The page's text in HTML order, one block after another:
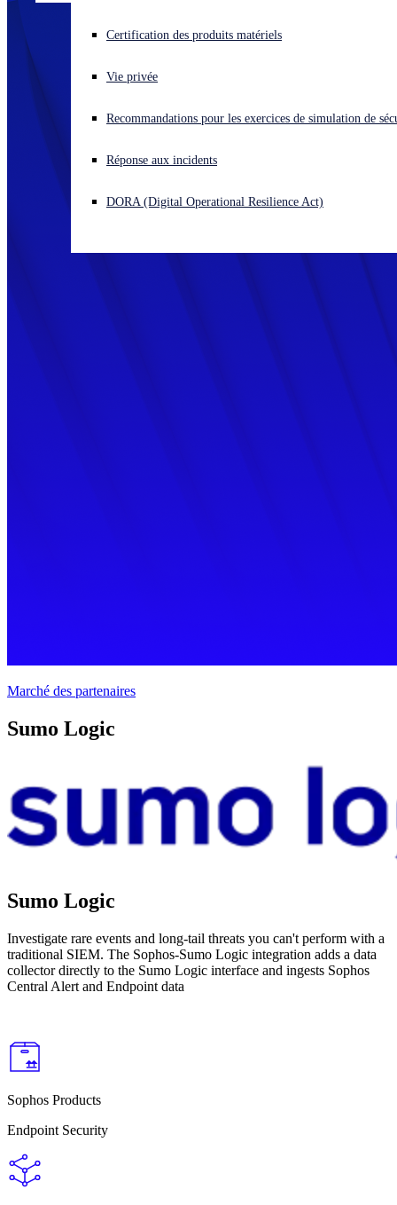
Vous subissez une cyberattaque ? Obtenez une aide immédiate.
Open language switcher
Certification des produits matériels
Vie privée
Recommandations pour les exercices de simulation de
Réponse aux incidents
DORA (Digital Operational Resilience Act)
Marché des partenaires
Sumo Logic
Sumo Logic
Investigate rare events and long-tail threats you can't perform with a
traditional SIEM. The Sophos-Sumo Logic integration adds a data
collector directly to the Sumo Logic interface and ingests Sophos
Central Alert and Endpoint data
Sophos Products
Endpoint Security